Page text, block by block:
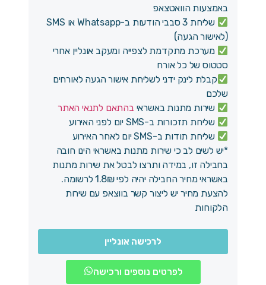
באמצעות הוואטצאפ
שליחת 3 סבבי הודעות ב-Whatsapp או SMS
(לאישור הגעה)
מערכת מתקדמת לצפייה ומעקב אונליין אחרי
סטטוס של כל אורח
קבלת לינק ידני לשליחת אישור הגעה לאורחים
שלכם
שירות מתנות באשראי בהתאם לתנאי האתר
שליחת תזכורות ב-SMS יום לפני האירוע
שליחת תודות ב-SMS יום לאחר האירוע
*יש לשים לב כי שירות מתנות באשראי הינו חובה
בחבילה זו, במידה ותרצו לבטל את שירות מתנות
באשראי מחיר החבילה יהיה לפי 1.8₪ לרשומה.
להצעת מחיר יש ליצור קשר בווצאפ עם שירות
הלקוחות
לרכישה אונליין
לפרטים נוספים ורכישה